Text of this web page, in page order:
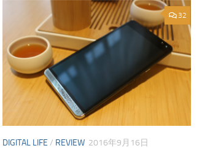
32
DIGITAL LIFE / REVIEW 2016年9月16日